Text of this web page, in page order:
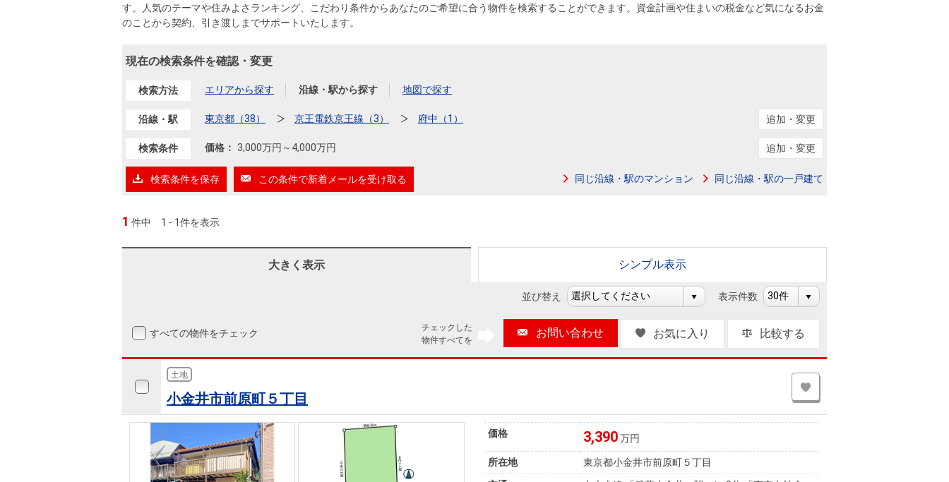
投資用物件を探す
購入向けサービス 住宅ローンシミュレーション
住まいと暮らしの税金の本（電子ブック）
売却時手取り金額試算
売却向けサービス 周辺相場検索
住まいと暮らしの税金の本（電子ブック）
会社案内（電子ブック版）
提携企業にお勤めの方
す。人気のテーマや住みよさランキング、こだわり条件からあなたのご希望に合う物件を検索することができます。資金計画や住まいの税金など気になるお金
のことから契約、引き渡しまでサポートいたします。
現在の検索条件を確認・変更
検索方法 エリアから探す 沿線・駅から探す 地図で探す
沿線・駅 東京都（38） 京王電鉄京王線（3） 府中（1） 追加・変更
検索条件 価格： 3,000万円 ～ 4,000万円 追加・変更
検索条件を保存 この条件で新着メールを受け取る 同じ沿線・駅のマンション 同じ沿線・駅の一戸建て
1 件中 1 - 1件を表示
大きく表示 シンプル表示
並び替え 表示件数
すべての物件をチェック
チェックした
物件すべてを
お問い合わせ お気に入り 比較する
土地
小金井市前原町５丁目
価格 3,390万円
所在地
東京都小金井市前原町５丁目